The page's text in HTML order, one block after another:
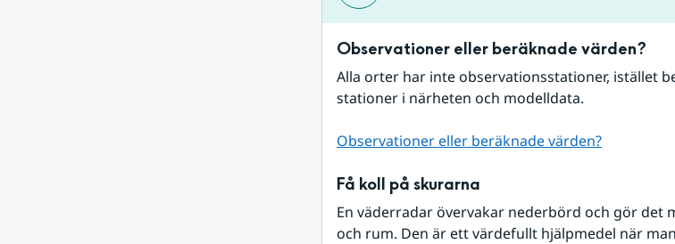
Observationer eller beräknade värden?
Alla orter har inte observationsstationer, istället
stationer i närheten och modelldata.
Observationer eller beräknade värden?
Få koll på skurarna
En väderradar övervakar nederbörd och gör det
och rum. Den är ett värdefullt hjälpmedel när